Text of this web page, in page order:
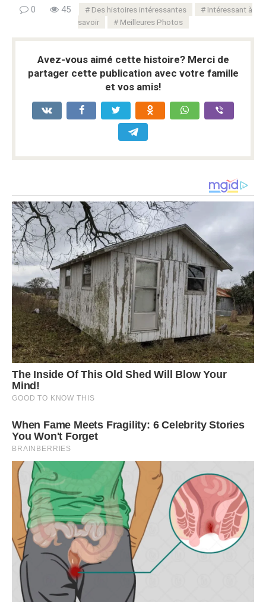
0 45 Des histoires intéressantes
Intéressant à
savoir
Meilleures Photos
Avez-vous aimé cette histoire? Merci de
partager cette publication avec votre famille
et vos amis!